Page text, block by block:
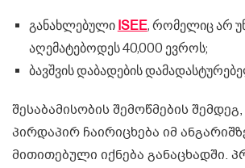
განახლებული ISEE, რომელიც არ
აღემატებოდეს 40,000 ევროს;
ბავშვის დაბადების
შესაბამისობის შემოწმების
პირდაპირ ჩაირიცხება იმ
მითითებული იქნება განაცხადში.